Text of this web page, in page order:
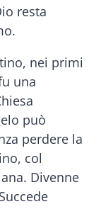
resta
nei primi
una
può
perdere la
col
Divenne